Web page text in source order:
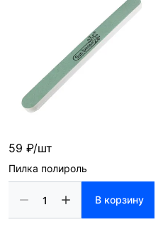
59 ₽/шт
Пилка полироль
В корзину